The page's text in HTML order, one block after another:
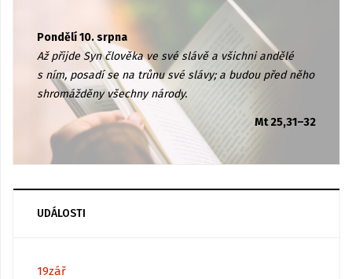
Pondělí 10. srpna
Až přijde Syn člověka ve své slávě a všichni andělé
s ním, posadí se na trůnu své slávy; a budou před něho
shromážděny všechny národy.
Mt 25,31–32
UDÁLOSTI
19zář